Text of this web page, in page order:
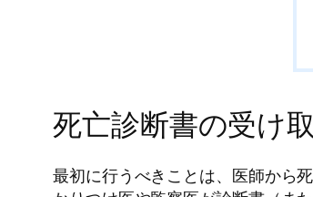
死亡診断書の受け
最初に行うべきことは、医師から